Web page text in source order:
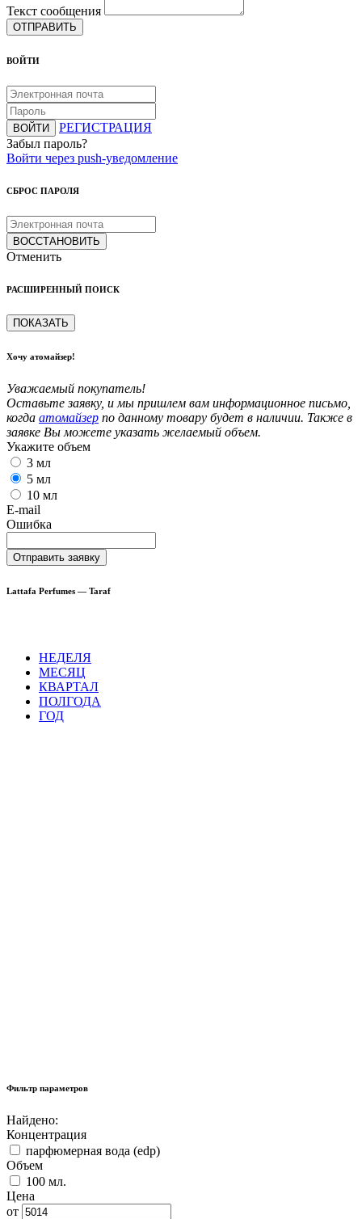
Текст сообщения
ОТПРАВИТЬ
ВОЙТИ
ВОЙТИ
РЕГИСТРАЦИЯ
Забыл пароль?
Войти через push-уведомление
СБРОС ПАРОЛЯ
ВОССТАНОВИТЬ
Отменить
РАСШИРЕННЫЙ ПОИСК
ПОКАЗАТЬ
Хочу атомайзер!
Уважаемый покупатель!
Оставьте заявку, и мы пришлем вам информационное письмо,
когда атомайзер по данному товару будет в наличии. Также в
заявке Вы можете указать желаемый объем.
Укажите объем
3 мл
5 мл
10 мл
E-mail
Ошибка
Отправить заявку
Lattafa Perfumes — Taraf
НЕДЕЛЯ
МЕСЯЦ
КВАРТАЛ
ПОЛГОДА
ГОД
Фильтр параметров
Найдено:
Концентрация
парфюмерная вода (edp)
Объем
100 мл.
Цена
от